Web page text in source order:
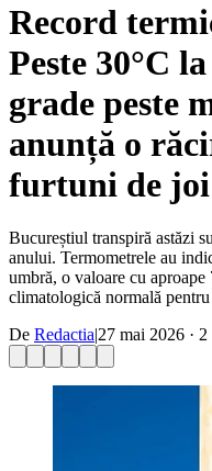
Record
Peste 30°C
grade peste
anunță o
furtuni de joi
Bucureștiul transpiră astăzi
anului. Termometrele au
umbră, o valoare cu
climatologică normală
De Redactia|27 mai 2026 · 2